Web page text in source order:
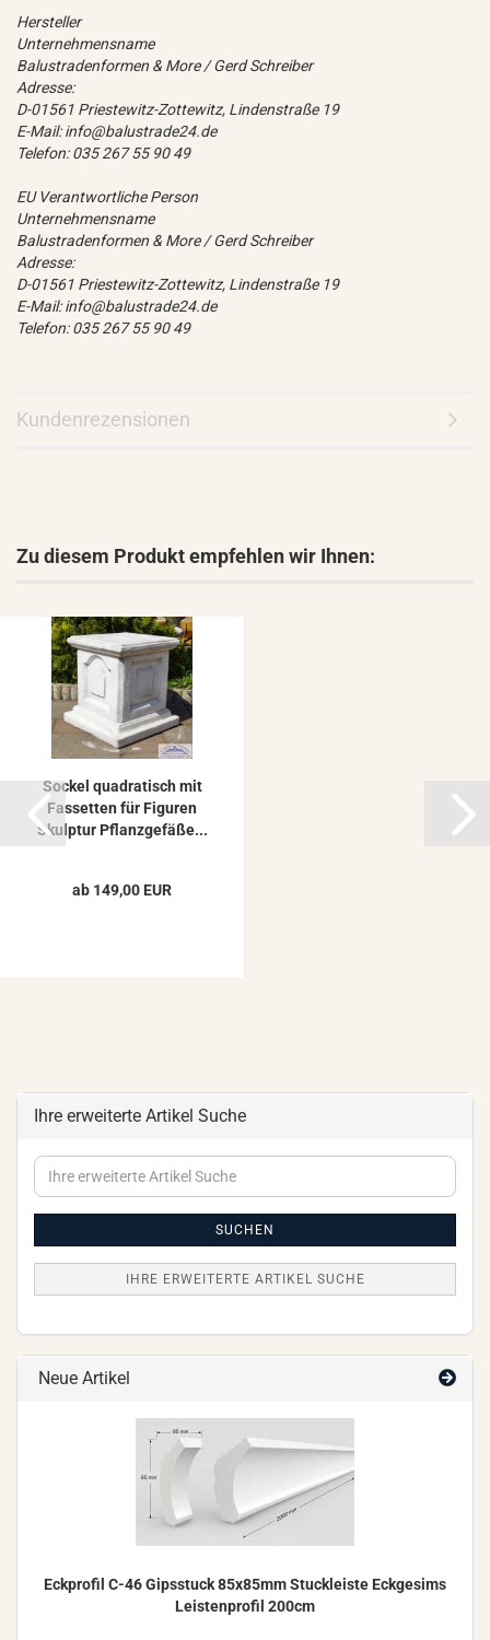
Hersteller
Unternehmensname
Balustradenformen & More / Gerd Schreiber
Adresse:
D-01561 Priestewitz-Zottewitz, Lindenstraße 19
E-Mail: info@balustrade24.de
Telefon: 035 267 55 90 49
EU Verantwortliche Person
Unternehmensname
Balustradenformen & More / Gerd Schreiber
Adresse:
D-01561 Priestewitz-Zottewitz, Lindenstraße 19
E-Mail: info@balustrade24.de
Telefon: 035 267 55 90 49
Kundenrezensionen
Zu diesem Produkt empfehlen wir Ihnen:
So­ckel qua­dra­tisch mit
Fas­set­ten für Fi­gu­ren
Skulp­tur Pflanz­ge­fä­ße...
ab 149,00 EUR
Ihre erweiterte Artikel Suche
Ihre
erweiterte
SUCHEN
IHRE ERWEITERTE ARTIKEL SUCHE
Neue Artikel
Eck­pro­fil C-46 Gips­stuck 85x85mm Stuck­leis­te Eck­ge­sims
Leis­ten­pro­fil 200cm